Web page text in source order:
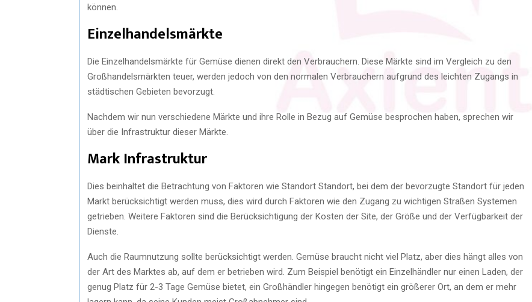
können.
Einzelhandelsmärkte
Die Einzelhandelsmärkte für Gemüse dienen direkt den Verbrauchern. Diese Märkte sind im Vergleich zu den
Großhandelsmärkten teuer, werden jedoch von den normalen Verbrauchern aufgrund des leichten Zugangs in
städtischen Gebieten bevorzugt.
Nachdem wir nun verschiedene Märkte und ihre Rolle in Bezug auf Gemüse besprochen haben, sprechen wir
über die Infrastruktur dieser Märkte.
Mark Infrastruktur
Dies beinhaltet die Betrachtung von Faktoren wie Standort Standort, bei dem der bevorzugte Standort für jeden
Markt berücksichtigt werden muss, dies wird durch Faktoren wie den Zugang zu wichtigen Straßen Systemen
getrieben. Weitere Faktoren sind die Berücksichtigung der Kosten der Site, der Größe und der Verfügbarkeit der
Dienste.
Auch die Raumnutzung sollte berücksichtigt werden. Gemüse braucht nicht viel Platz, aber dies hängt alles von
der Art des Marktes ab, auf dem er betrieben wird. Zum Beispiel benötigt ein Einzelhändler nur einen Laden, der
genug Platz für 2-3 Tage Gemüse bietet, ein Großhändler hingegen benötigt ein größerer Ort, an dem er mehr